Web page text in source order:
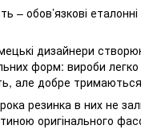
– обов’язкові
дизайнери
форм: вироби
але добре
резинка в них не
оригінального